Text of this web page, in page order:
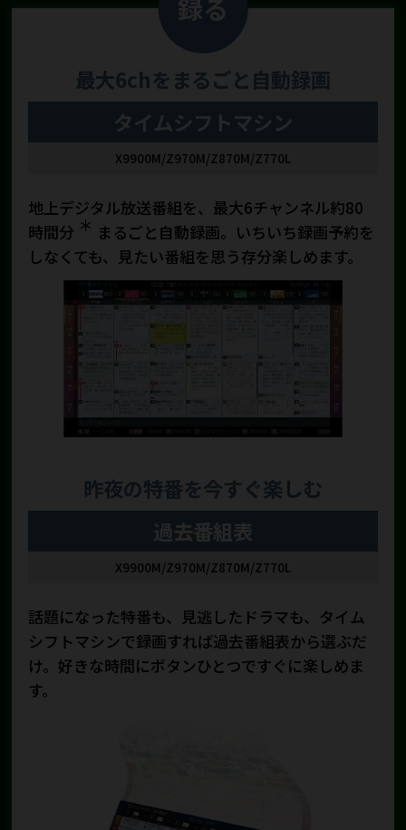
録る
最大6chをまるごと自動録画
タイムシフトマシン
X9900M/Z970M/Z870M/Z770L
地上デジタル放送番組を、最大6チャンネル約80
時間分 ＊ まるごと自動録画。いちいち録画予約を
しなくても、見たい番組を思う存分楽しめます。
昨夜の特番を今すぐ楽しむ
過去番組表
X9900M/Z970M/Z870M/Z770L
話題になった特番も、見逃したドラマも、タイム
シフトマシンで録画すれば過去番組表から選ぶだ
け。好きな時間にボタンひとつですぐに楽しめま
す。